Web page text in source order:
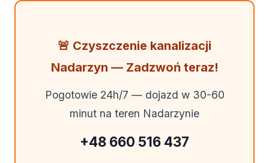
🚨 Czyszczenie kanalizacji
Nadarzyn — Zadzwoń teraz!
Pogotowie 24h/7 — dojazd w 30-60
minut na teren Nadarzynie
+48 660 516 437